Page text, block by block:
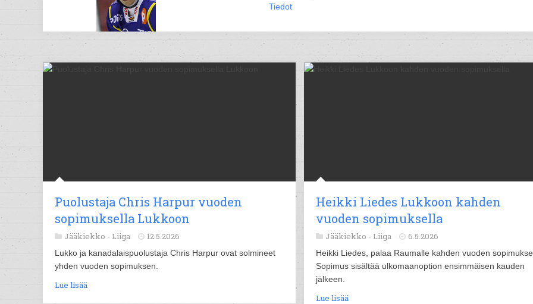
Tiedot
Puolustaja Chris Harpur vuoden
sopimuksella Lukkoon
Jääkiekko - Liiga 12.5.2026
Lukko ja kanadalaispuolustaja Chris Harpur ovat solmineet
yhden vuoden sopimuksen.
Lue lisää
Heikki Liedes Lukkoon kahden
vuoden sopimuksella
Jääkiekko - Liiga 6.5.2026
Heikki Liedes, palaa Raumalle kahden vuoden
Sopimus sisältää ulkomaanoption ensimmäisen kauden
jälkeen.
Lue lisää